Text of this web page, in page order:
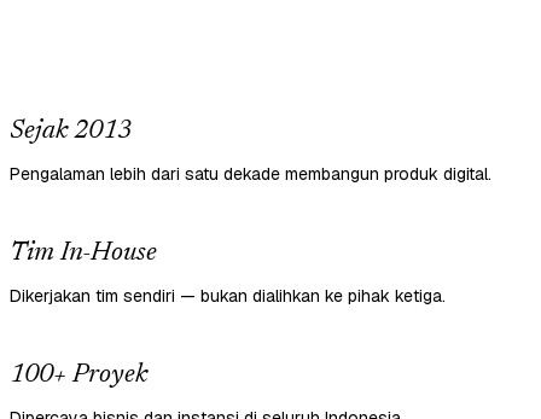
Sejak 2013
Pengalaman lebih dari satu dekade membangun produk digital.
Tim In-House
Dikerjakan tim sendiri — bukan dialihkan ke pihak ketiga.
100+ Proyek